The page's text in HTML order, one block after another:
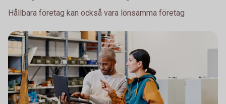
Hållbara företag kan också vara lönsamma företag